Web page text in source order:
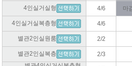
4인실거실형 4/6 마
4인실거실복층형 4/6
별관2인실원룸 2/2
별관2인실복층 2/3